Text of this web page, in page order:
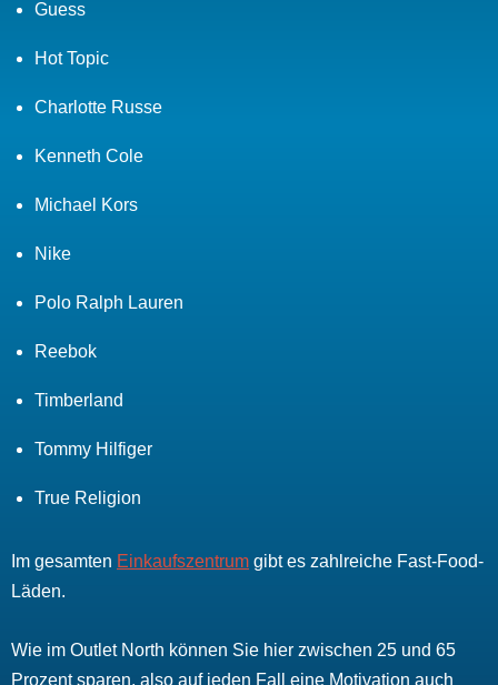
Guess
Hot Topic
Charlotte Russe
Kenneth Cole
Michael Kors
Nike
Polo Ralph Lauren
Reebok
Timberland
Tommy Hilfiger
True Religion
Im gesamten Einkaufszentrum gibt es zahlreiche Fast-Food-
Läden.
Wie im Outlet North können Sie hier zwischen 25 und 65
Prozent sparen, also auf jeden Fall eine Motivation auch